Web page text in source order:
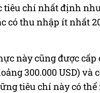
tiêu chí nhất định
có thu nhập ít nhất
này cũng được
300.000 USD)
tiêu chí này có